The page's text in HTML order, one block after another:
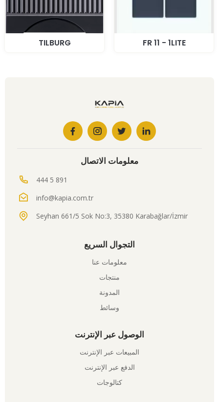
TILBURG FR 11 - 1LITE
معلومات الاتصال
444 5 891
info@kapia.com.tr
Seyhan 661/5 Sok No:3, 35380 Karabağlar/İzmir
التجوال السريع
معلومات عنا
منتجات
المدونة
وسائط
الوصول عبر الإنترنت
المبيعات عبر الإنترنت
الدفع عبر الإنترنت
كتالوجات